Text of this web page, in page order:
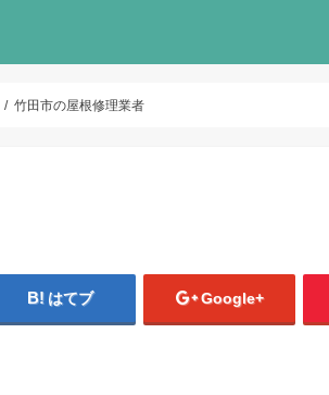
竹田市の屋根修理業者
はてブ Google+